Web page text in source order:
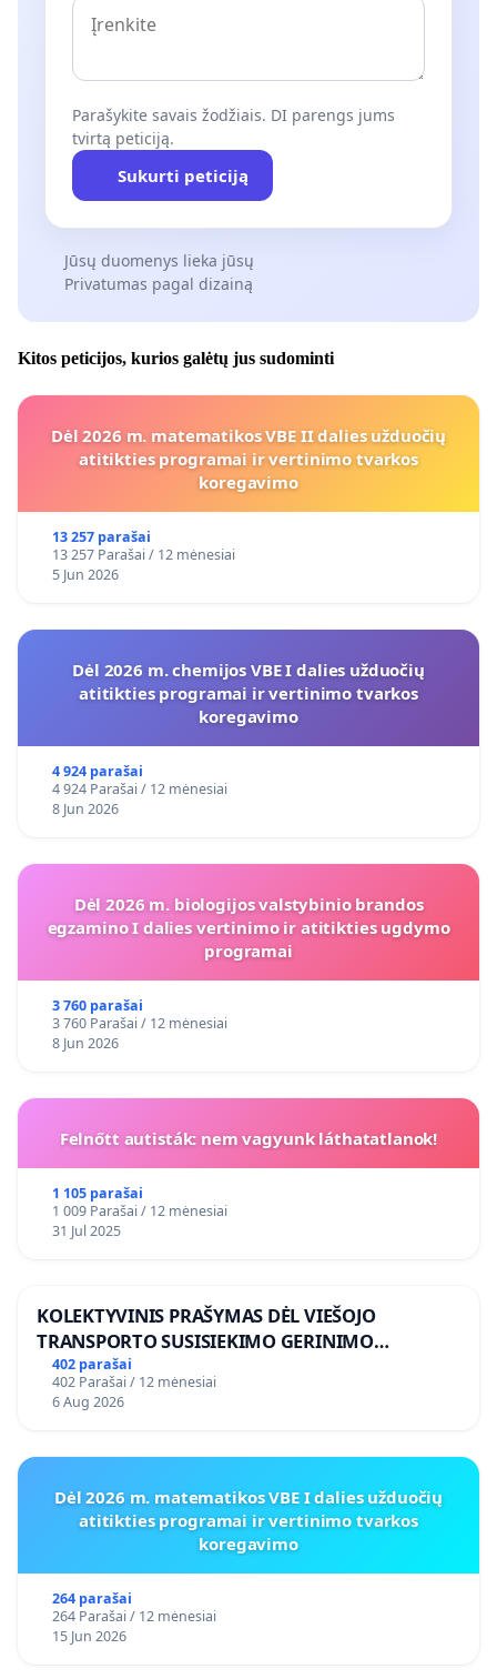
Parašykite savais žodžiais. DI parengs jums
tvirtą peticiją.
Sukurti peticiją
Jūsų duomenys lieka jūsų
Privatumas pagal dizainą
Kitos peticijos, kurios galėtų jus sudominti
Dėl 2026 m. matematikos VBE II dalies užduočių
atitikties programai ir vertinimo tvarkos
koregavimo
13 257 parašai
13 257 Parašai / 12 mėnesiai
5 Jun 2026
Dėl 2026 m. chemijos VBE I dalies užduočių
atitikties programai ir vertinimo tvarkos
koregavimo
4 924 parašai
4 924 Parašai / 12 mėnesiai
8 Jun 2026
Dėl 2026 m. biologijos valstybinio brandos
egzamino I dalies vertinimo ir atitikties ugdymo
programai
3 760 parašai
3 760 Parašai / 12 mėnesiai
8 Jun 2026
Felnőtt autisták: nem vagyunk láthatatlanok!
1 105 parašai
1 009 Parašai / 12 mėnesiai
31 Jul 2025
KOLEKTYVINIS PRAŠYMAS DĖL VIEŠOJO
TRANSPORTO SUSISIEKIMO GERINIMO
VOSYLIUKŲ KAIME
402 parašai
402 Parašai / 12 mėnesiai
6 Aug 2026
Dėl 2026 m. matematikos VBE I dalies užduočių
atitikties programai ir vertinimo tvarkos
koregavimo
264 parašai
264 Parašai / 12 mėnesiai
15 Jun 2026